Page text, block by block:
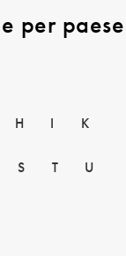
per paese
H K
S T U